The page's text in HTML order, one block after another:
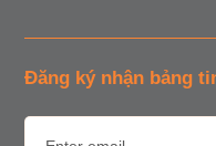
Đăng ký nhận bảng